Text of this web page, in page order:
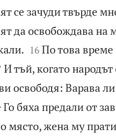
се зачуди твърде
да освобождава на

16 По това
И тъй, когато
освободя: Варава
бяха предали от
място, жена му